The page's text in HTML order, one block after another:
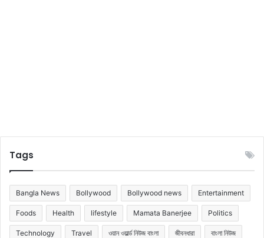
লা
Tags
Bangla News Bollywood Bollywood news Entertainment
Foods Health lifestyle Mamata Banerjee Politics
Technology Travel ওয়ান ওয়ার্ল্ড নিউজ বাংলা জীবনধারা বাংলা নিউজ